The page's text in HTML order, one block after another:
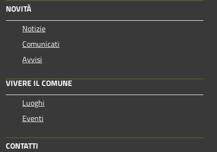
NOVITÀ
Notizie
Comunicati
Avvisi
VIVERE IL COMUNE
Luoghi
Eventi
CONTATTI